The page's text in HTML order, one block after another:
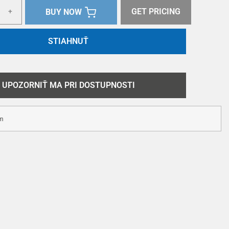
+ BUY NOW GET PRICING
STIAHNUŤ
UPOZORNIŤ MA PRI DOSTUPNOSTI